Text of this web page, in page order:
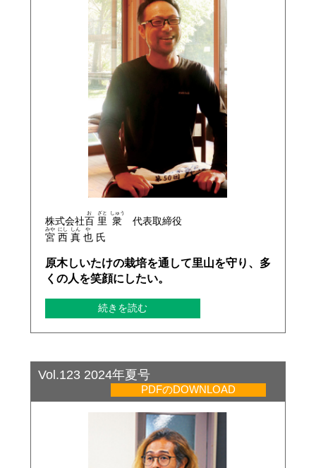
株式会社百
お
里
ざと
衆
しゅう
代表取締役
宮
みや
西
にし
真
しん
也
や
氏
原木しいたけの栽培を通して里山を守り、多
くの人を笑顔にしたい。
続きを読む
Vol.123 2024年夏号
PDFのDOWNLOAD